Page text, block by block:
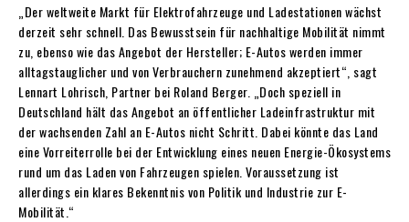
„Der weltweite Markt für Elektrofahrzeuge und Ladestationen wächst
derzeit sehr schnell. Das Bewusstsein für nachhaltige Mobilität nimmt
zu, ebenso wie das Angebot der Hersteller; E-Autos werden immer
alltagstauglicher und von Verbrauchern zunehmend akzeptiert“, sagt
Lennart Lohrisch, Partner bei Roland Berger. „Doch speziell in
Deutschland hält das Angebot an öffentlicher Ladeinfrastruktur mit
der wachsenden Zahl an E-Autos nicht Schritt. Dabei könnte das Land
eine Vorreiterrolle bei der Entwicklung eines neuen Energie-Ökosystems
rund um das Laden von Fahrzeugen spielen. Voraussetzung ist
allerdings ein klares Bekenntnis von Politik und Industrie zur E-
Mobilität.“